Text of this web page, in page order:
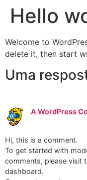
Hello
Welcome to
delete it, then start
Uma
A WordPress
Hi, this is a comment.
To get started with
comments, please visit
dashboard.